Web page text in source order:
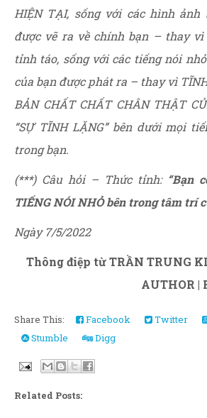
HIỆN TẠI, sống với các hình
được vẽ ra về chính bạn – thay vì
tỉnh táo, sống với các tiếng nói
của bạn được phát ra – thay vì
BẢN CHẤT CHẤT CHÂN THẬT
“SỰ TĨNH LẶNG” bên dưới mọi
trong bạn.
(***) Câu hỏi – Thức tỉnh: “Bạn
TIẾNG NÓI NHỎ bên trong tâm trí
Ngày 7/5/2022
Thông điệp từ TRẦN TRUNG
AUTHOR |
Share This: Facebook Twitter
Stumble
Digg
Related Posts: